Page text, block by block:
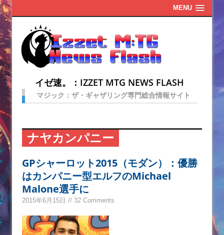
MENU
イゼ速。：IZZET MTG NEWS FLASH
マジック：ザ・ギャザリング専門総合情報サイト
ナヤカンパニー
GPシャーロット2015（モダン）：優勝
はカンパニー型エルフのMichael
Malone選手に
2015年6月15日 // 32 Comments